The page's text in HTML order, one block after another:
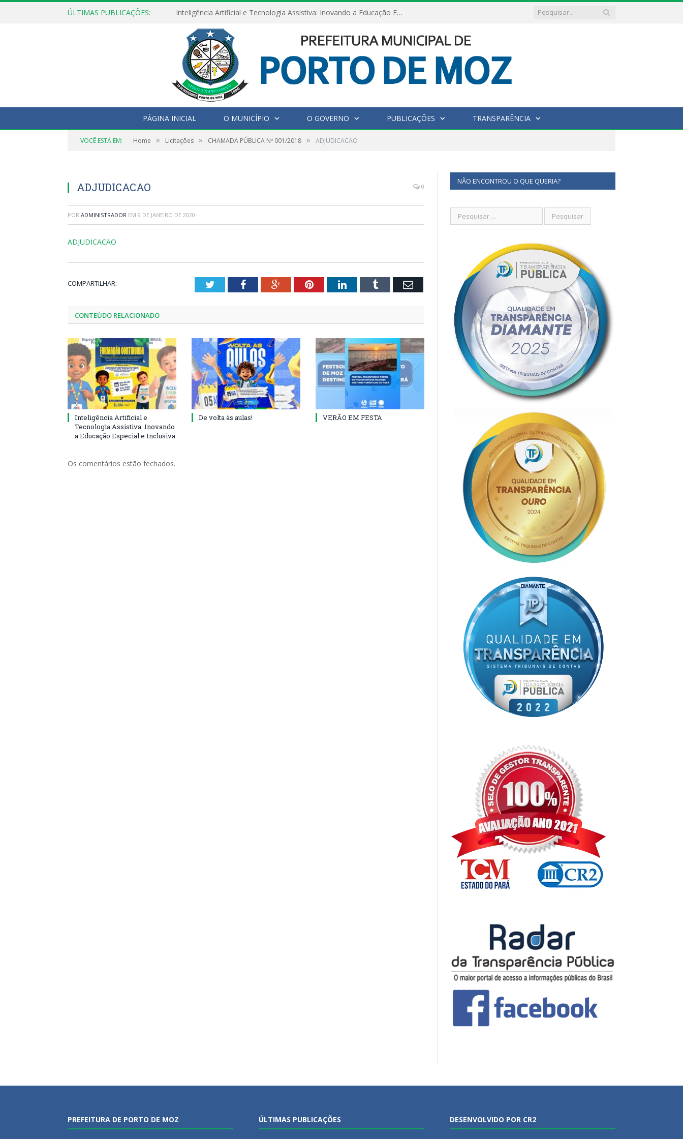
ÚLTIMAS PUBLICAÇÕES: Inteligência Artificial e Tecnologia Assistiva: Inovando a Educação Especial e Inclusiva
PÁGINA INICIAL O MUNICÍPIO O GOVERNO PUBLICAÇÕES TRANSPARÊNCIA
VOCÊ ESTÁ EM: Home » Licitações » CHAMADA PÚBLICA Nº 001/2018 » ADJUDICACAO
ADJUDICACAO 0
POR ADMINISTRADOR EM 9 DE JANEIRO DE 2020
ADJUDICACAO
COMPARTILHAR: TwitterFacebookGoogle+PinterestLinkedInTumblr Email
CONTEÚDO RELACIONADO
Inteligência Artificial e
Tecnologia Assistiva: Inovando
a Educação Especial e Inclusiva
De volta às aulas! VERÃO EM FESTA
Os comentários estão fechados.
NÃO ENCONTROU O QUE QUERIA?
PREFEITURA DE PORTO DE MOZ ÚLTIMAS PUBLICAÇÕES DESENVOLVIDO POR CR2